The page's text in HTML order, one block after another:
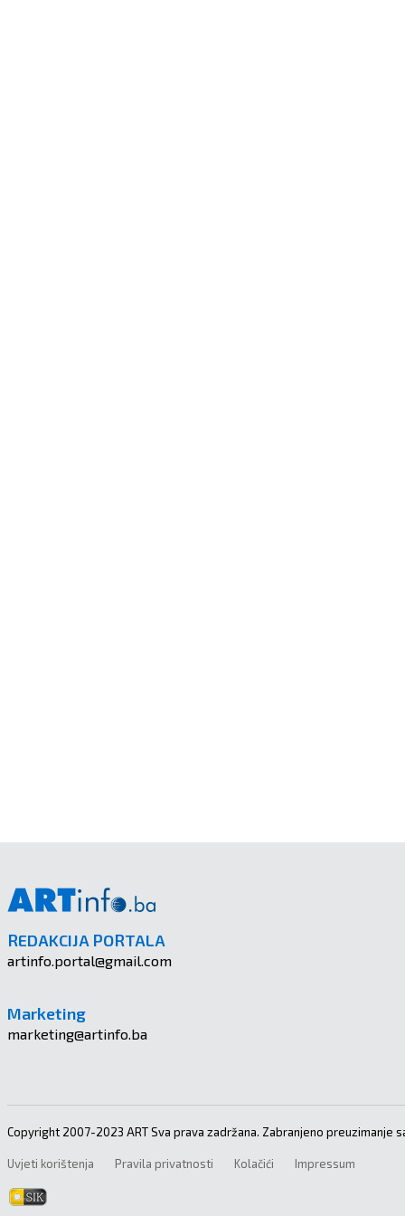
REDAKCIJA PORTALA
artinfo.portal@gmail.com
Marketing
marketing@artinfo.ba
Copyright 2007-2023 ART Sva prava zadržana. Zabranjeno preuzimanje
Uvjeti korištenja Pravila privatnosti Kolačići Impressum